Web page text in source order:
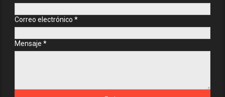
Correo electrónico *
Mensaje *